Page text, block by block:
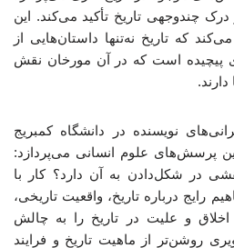
چندوجهی تاریخ تأکید می‌کند. این
که تاریخ نه‌تنها داستان‌هایی از
پیچیده است که در آن مورخان نقش
نویسنده در دانشگاه کمبریج
پرسش‌های علوم انسانی می‌پردازد:
در شکل‌دادن به آن دارد؟ کار با
رایج درباره‌ تاریخ، واقعیت تاریخی،
و علیت در تاریخ را به چالش
روشن‌تر از ماهیت تاریخ و فرایند